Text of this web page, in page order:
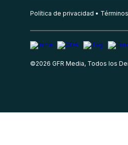
Política de privacidad
©2026 GFR Media, Todos los